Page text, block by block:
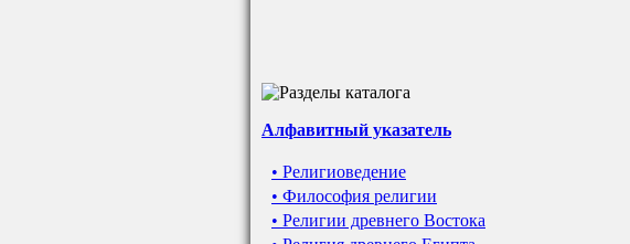
Алфавитный указатель
• Религиоведение
• Философия религии
• Религии древнего Востока